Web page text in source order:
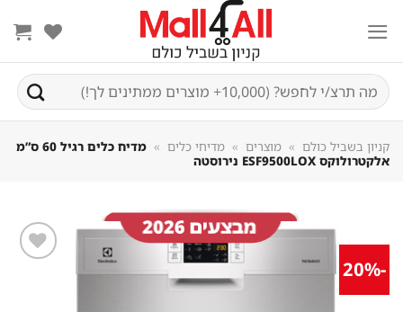
חיפוש
עבור:
קניון בשביל כולם מוצרים מדיחי כלים
מדיח כלים רגיל 60 ס”מ
אלקטרולוקס ESF9500LOX נירוסטה